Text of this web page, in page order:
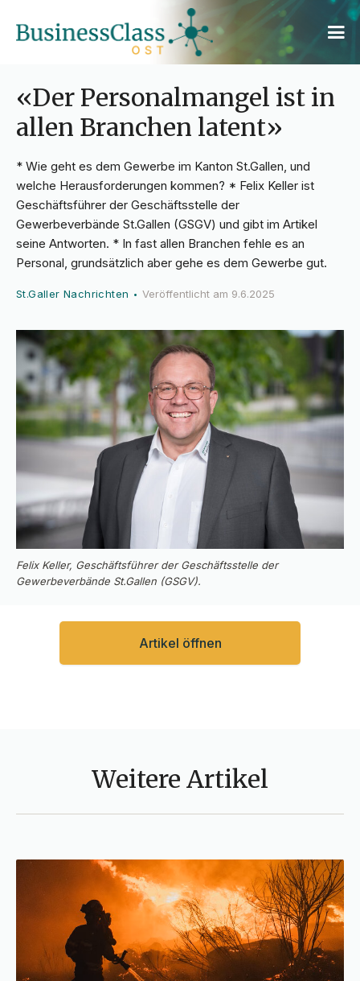
«Der Personalmangel ist in
allen Branchen latent»
* Wie geht es dem Gewerbe im Kanton St.Gallen, und
welche Herausforderungen kommen? * Felix Keller ist
Geschäftsführer der Geschäftsstelle der
Gewerbeverbände St.Gallen (GSGV) und gibt im Artikel
seine Antworten. * In fast allen Branchen fehle es an
Personal, grundsätzlich aber gehe es dem Gewerbe gut.
St.Galler Nachrichten •Veröffentlicht am 9.6.2025
Felix Keller, Geschäftsführer der Geschäftsstelle der
Gewerbeverbände St.Gallen (GSGV).
Artikel öffnen
Weitere Artikel